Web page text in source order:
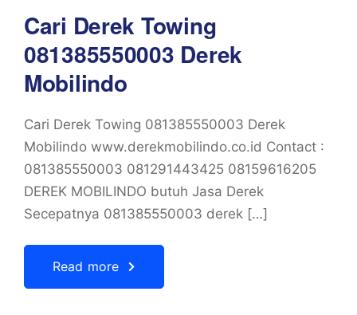
Cari Derek Towing
081385550003 Derek
Mobilindo
Cari Derek Towing 081385550003 Derek
Mobilindo www.derekmobilindo.co.id Contact :
081385550003 081291443425 08159616205
DEREK MOBILINDO butuh Jasa Derek
Secepatnya 081385550003 derek […]
Read more